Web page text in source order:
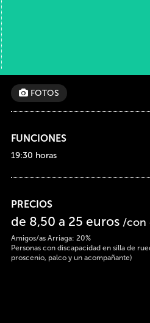
FOTOS
FUNCIONES
19:30 horas
PRECIOS
de 8,50 a 25 euros /con
Amigos/as Arriaga: 20%
Personas con discapacidad en silla de
proscenio, palco y un acompañante)